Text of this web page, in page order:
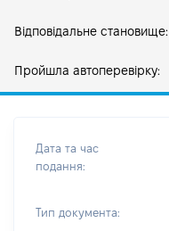
Відповідальне становище:
Пройшла автоперевірку:
Дата та час
подання:
Тип документа: